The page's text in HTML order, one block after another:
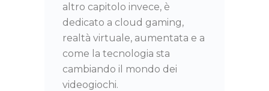
altro capitolo invece, è
dedicato a cloud gaming,
realtà virtuale, aumentata e a
come la tecnologia sta
cambiando il mondo dei
videogiochi.